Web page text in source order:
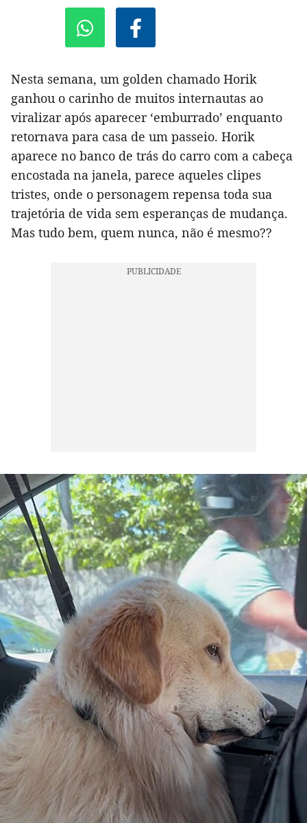
Nesta semana, um golden chamado Horik
ganhou o carinho de muitos internautas ao
viralizar após aparecer ‘emburrado’ enquanto
retornava para casa de um passeio. Horik
aparece no banco de trás do carro com a cabeça
encostada na janela, parece aqueles clipes
tristes, onde o personagem repensa toda sua
trajetória de vida sem esperanças de mudança.
Mas tudo bem, quem nunca, não é mesmo??